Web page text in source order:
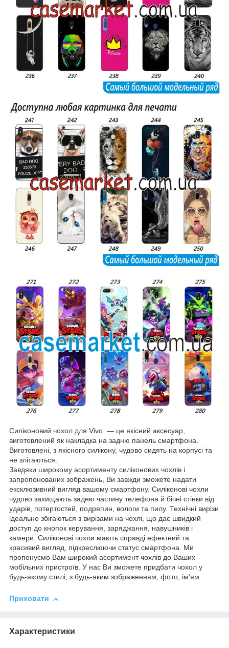
Силіконовий чохол для Vivo — це якісний аксесуар,
виготовлений як накладка на задню панель смартфона.
Виготовлені, з якісного силікону, чудово сидять на корпусі та
не злітаються.
Завдяки широкому асортименту силіконових чохлів і
запропонованих зображень, Ви завжди зможете надати
ексклюзивний вигляд вашому смартфону. Силіконові чохли
чудово захищають задню частину телефона й бічні стінки від
ударів, потертостей, подряпин, вологи та пилу. Технічні вирізи
ідеально збігаються з вирізами на чохлі, що дає швидкий
доступ до кнопок керування, заряджання, навушників і
камери. Силіконові чохли мають справді ефектний та
красивий вигляд, підкреслюючи статус смартфона. Ми
пропонуємо Вам широкий асортимент чохлів до Ваших
мобільних пристроїв. У нас Ви зможете придбати чохол у
будь-якому стилі, з будь-яким зображенням, фото, ім'ям.
Приховати
Характеристики